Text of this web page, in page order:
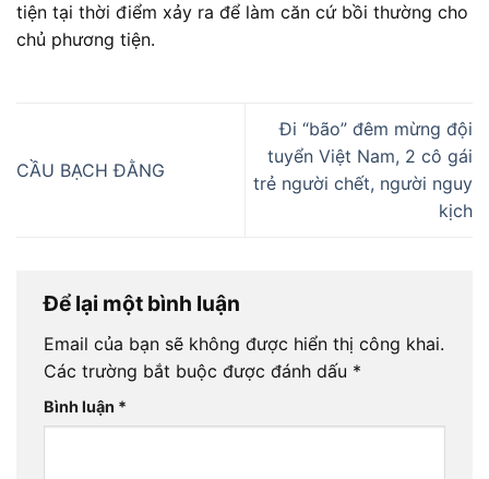
tiện tại thời điểm xảy ra để làm căn cứ bồi thường cho
chủ phương tiện.
CẦU BẠCH ĐẰNG
Đi “bão” đêm mừng đội
tuyển Việt Nam, 2 cô gái
trẻ người chết, người nguy
kịch
Để lại một bình luận
Email của bạn sẽ không được hiển thị công khai.
Các trường bắt buộc được đánh dấu *
Bình luận *